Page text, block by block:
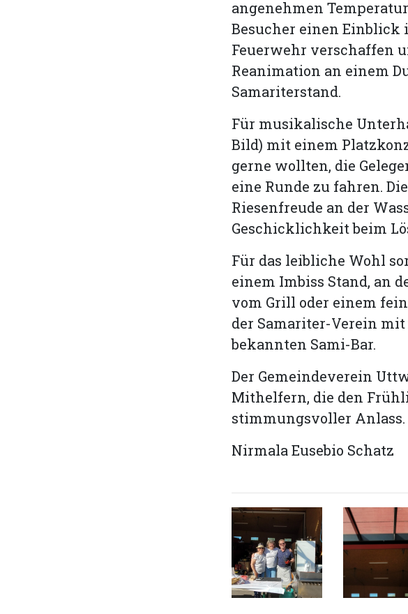
angenehmen
Besucher einen Einblick
Feuerwehr verschaffen
Reanimation an einem
Samariterstand.
Für musikalische
Bild) mit einem
gerne wollten, die
eine Runde zu fahren.
Riesenfreude an der
Geschicklichkeit beim
Für das leibliche Wohl
einem Imbiss Stand, an
vom Grill oder einem
der Samariter-Verein
bekannten Sami-Bar.
Der Gemeindeverein
Mithelfern, die den
stimmungsvoller Anlass.
Nirmala Eusebio Schatz